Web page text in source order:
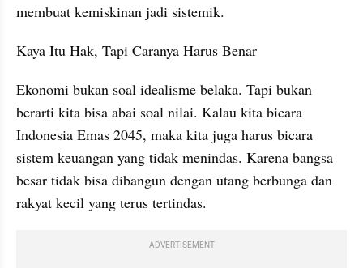
membuat kemiskinan jadi sistemik.
Kaya Itu Hak, Tapi Caranya Harus Benar
Ekonomi bukan soal idealisme belaka. Tapi bukan
berarti kita bisa abai soal nilai. Kalau kita bicara
Indonesia Emas 2045, maka kita juga harus bicara
sistem keuangan yang tidak menindas. Karena bangsa
besar tidak bisa dibangun dengan utang berbunga dan
rakyat kecil yang terus tertindas.
ADVERTISEMENT